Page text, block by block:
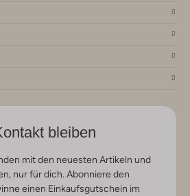
bleiben
mit den neuesten Artikeln und
nur für dich. Abonniere den
einen Einkaufsgutschein im